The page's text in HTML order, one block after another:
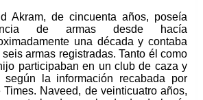
Akram, de cincuenta años, poseía
de armas desde hacía
una década y contaba
armas registradas. Tanto él como
participaban en un club de caza y
según la información recabada por
Times. Naveed, de veinticuatro años,